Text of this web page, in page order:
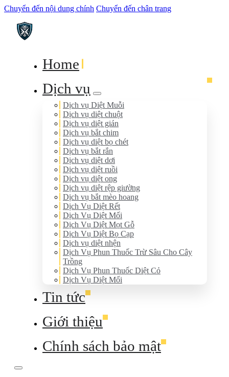
Chuyển đến nội dung chính Chuyển đến chân trang
Home
Dịch vụ
Dịch vụ Diệt Muỗi
Dịch vụ diệt chuột
Dịch vụ diệt gián
Dịch vụ bắt chim
Dịch vụ diệt bọ chét
Dịch vụ bắt rắn
Dịch vụ diệt dơi
Dịch vụ diệt ruồi
Dịch vụ diệt ong
Dịch vụ diệt rệp giường
Dịch vụ bắt mèo hoang
Dịch Vụ Diệt Rết
Dịch Vụ Diệt Mối
Dịch Vụ Diệt Mọt Gỗ
Dịch Vụ Diệt Bọ Cạp
Dịch vụ diệt nhện
Dịch Vụ Phun Thuốc Trừ Sâu Cho Cây
Trồng
Dịch Vụ Phun Thuốc Diệt Cỏ
Dịch Vụ Diệt Mối
Tin tức
Giới thiệu
Chính sách bảo mật